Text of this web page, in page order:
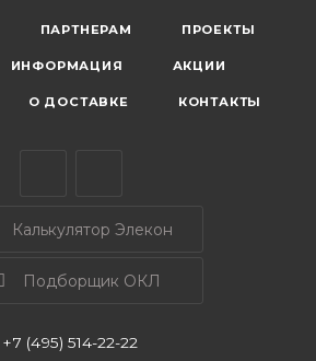
ПАРТНЕРАМ ПРОЕКТЫ
ИНФОРМАЦИЯ АКЦИИ
О ДОСТАВКЕ КОНТАКТЫ
Калькулятор Элекон
Подборщик ОКЛ
+7 (495) 514-22-22